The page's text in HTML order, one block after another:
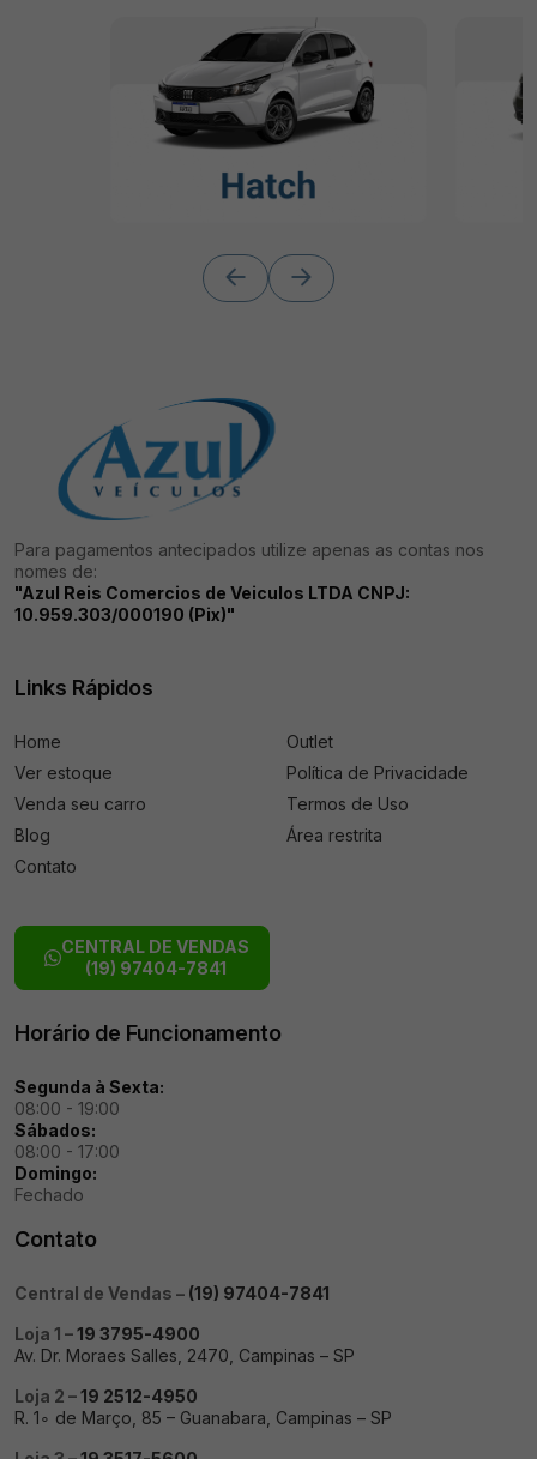
Para pagamentos antecipados utilize apenas as contas nos
nomes de:
"Azul Reis Comercios de Veiculos LTDA CNPJ:
10.959.303/000190 (Pix)"
Links Rápidos
Home
Ver estoque
Venda seu carro
Blog
Contato
Outlet
Política de Privacidade
Termos de Uso
Área restrita
CENTRAL DE VENDAS
(19) 97404-7841
Horário de Funcionamento
Segunda à Sexta:
08:00 - 19:00
Sábados:
08:00 - 17:00
Domingo:
Fechado
Contato
Central de Vendas – (19) 97404-7841
Loja 1 –19 3795-4900
Av. Dr. Moraes Salles, 2470, Campinas – SP
Loja 2 –19 2512-4950
R. 1∘ de Março, 85 – Guanabara, Campinas – SP